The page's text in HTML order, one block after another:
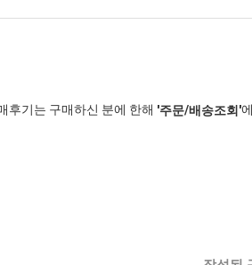
후기는 구매하신 분에 한해 '주문/배송조회'